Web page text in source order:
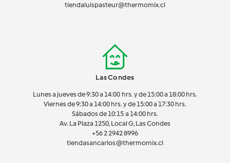
tiendaluispasteur@thermomix.cl
Las Condes
Lunes a jueves de 9:30 a 14:00 hrs. y de 15:00 a 18:00 hrs.
Viernes de 9:30 a 14:00 hrs. y de 15:00 a 17:30 hrs.
Sábados de 10:15 a 14:00 hrs.
Av. La Plaza 1250, Local G, Las Condes
+56 2 2942 8996
tiendasancarlos@thermomix.cl